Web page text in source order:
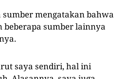
mengatakan bahwa
beberapa sumber lainnya
saya sendiri, hal ini